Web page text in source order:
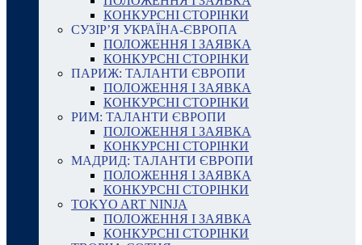
КОНКУРСНІ СТОРІНКИ
СУЗІР’Я УКРАЇНА-ЄВРОПА
ПОЛОЖЕННЯ І ЗАЯВКА
КОНКУРСНІ СТОРІНКИ
ПАРИЖ: ТАЛАНТИ ЄВРОПИ
ПОЛОЖЕННЯ І ЗАЯВКА
КОНКУРСНІ СТОРІНКИ
РИМ: ТАЛАНТИ ЄВРОПИ
ПОЛОЖЕННЯ І ЗАЯВКА
КОНКУРСНІ СТОРІНКИ
МАДРИД: ТАЛАНТИ ЄВРОПИ
ПОЛОЖЕННЯ І ЗАЯВКА
КОНКУРСНІ СТОРІНКИ
TOKYO ART NINJA
ПОЛОЖЕННЯ І ЗАЯВКА
КОНКУРСНІ СТОРІНКИ